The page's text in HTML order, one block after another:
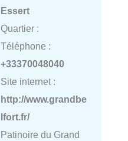
Essert
Quartier :
Téléphone :
+33370048040
Site internet :
http://www.grandbe
lfort.fr/
Patinoire du Grand